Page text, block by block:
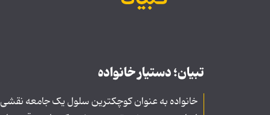
تبیان؛ دستیار خانواده
خانواده به عنوان کوچکترین سلول یک جامعه نقشی